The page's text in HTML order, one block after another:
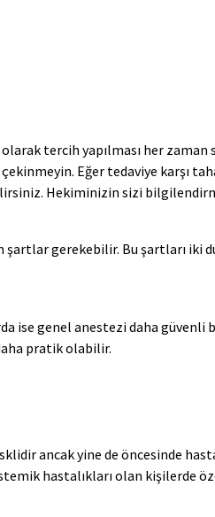
tercih yapılması her zaman
Eğer tedaviye karşı
Hekiminizin sizi
gerekebilir. Bu şartları iki
ise genel anestezi daha güvenli
pratik olabilir.
ancak yine de öncesinde
hastalıkları olan kişilerde